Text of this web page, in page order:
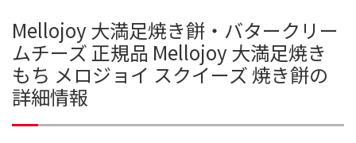
Mellojoy 大満足焼き餅・バタークリー
ムチーズ 正規品 Mellojoy 大満足焼き
もち メロジョイ スクイーズ 焼き餅の
詳細情報